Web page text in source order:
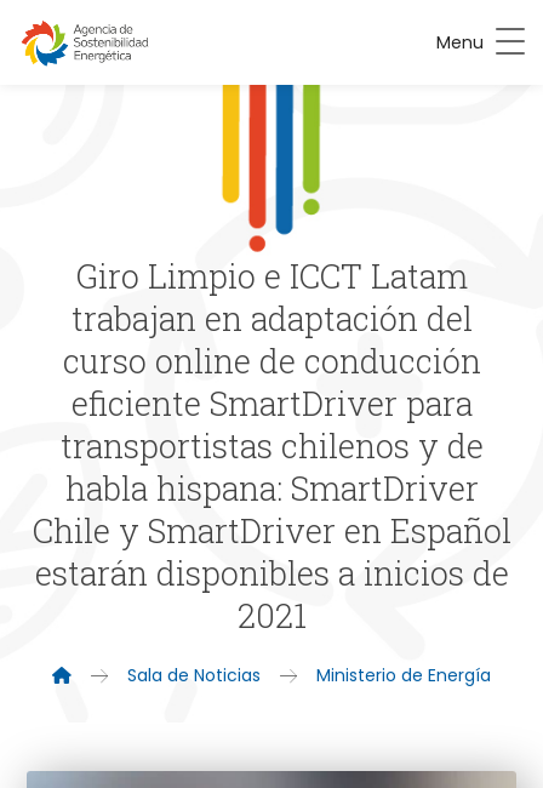
Menu
Giro Limpio e ICCT Latam
trabajan en adaptación del
curso online de conducción
eficiente SmartDriver para
transportistas chilenos y de
habla hispana: SmartDriver
Chile y SmartDriver en Español
estarán disponibles a inicios de
2021
Sala de Noticias Ministerio de Energía